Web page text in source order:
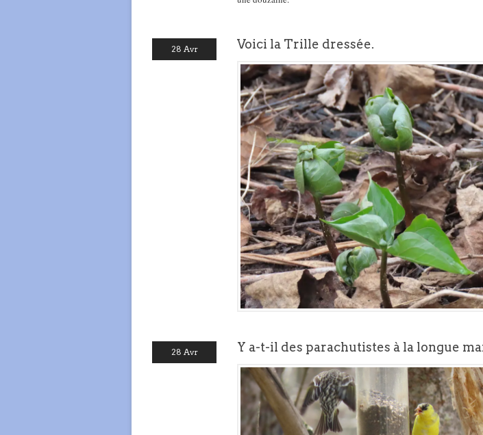
28 Avr Voici la Trille dressée.
28 Avr Y a-t-il des parachutistes à la longue